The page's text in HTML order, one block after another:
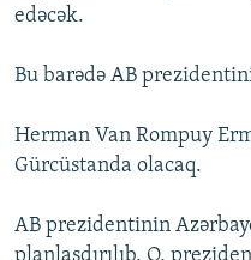
edəcək.
Bu barədə AB
Herman Van Rompuy
Gürcüstanda olacaq.
AB prezidentinin